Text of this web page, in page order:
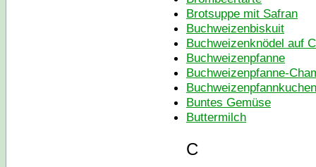
Brotsuppe mit Safran
Buchweizenbiskuit
Buchweizenknödel auf
Buchweizenpfanne
Buchweizenpfanne-
Buchweizenpfannkuchen
Buntes Gemüse
Buttermilch
C